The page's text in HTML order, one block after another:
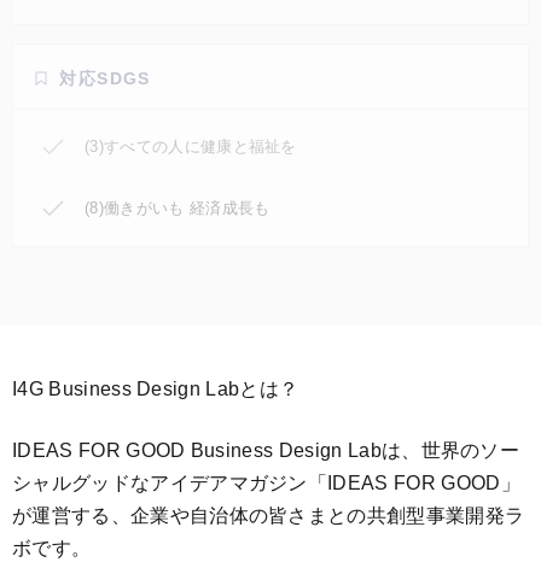
対応SDGS
(3)すべての人に健康と福祉を
(8)働きがいも 経済成長も
I4G Business Design Labとは？
IDEAS FOR GOOD Business Design Labは、世界のソー
シャルグッドなアイデアマガジン「IDEAS FOR GOOD」
が運営する、企業や自治体の皆さまとの共創型事業開発ラ
ボです。